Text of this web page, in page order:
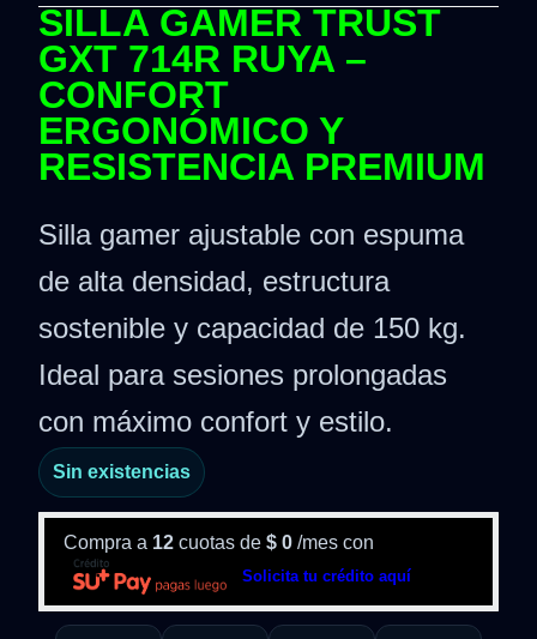
SILLA GAMER TRUST
GXT 714R RUYA –
CONFORT
ERGONÓMICO Y
RESISTENCIA PREMIUM
Silla gamer ajustable con espuma
de alta densidad, estructura
sostenible y capacidad de 150 kg.
Ideal para sesiones prolongadas
con máximo confort y estilo.
Sin existencias
Compra a 12 cuotas de $ 0 /mes con
Solicita tu crédito aquí